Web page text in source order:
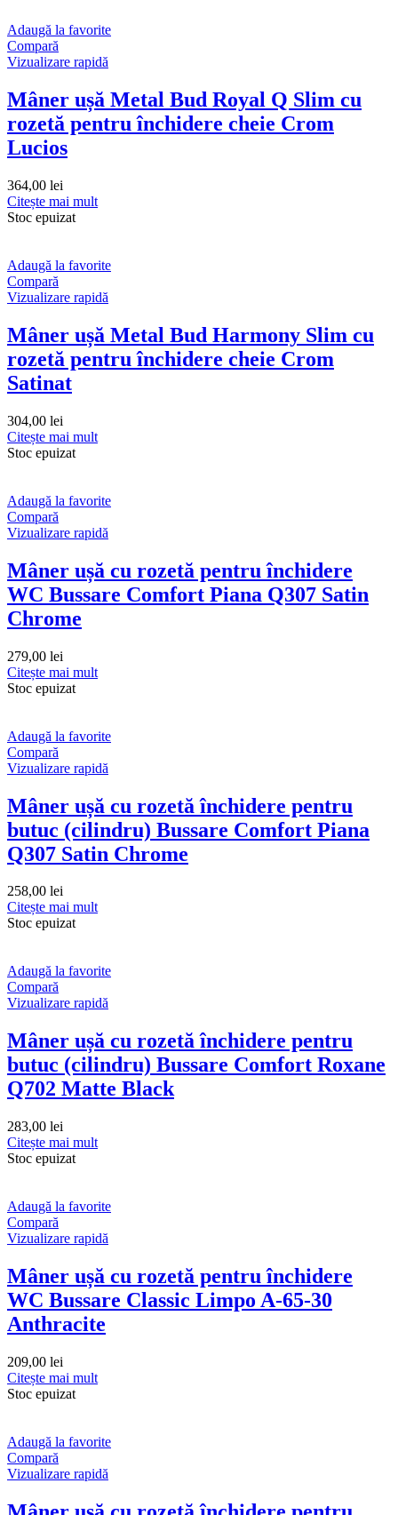
Adaugă la favorite
Compară
Vizualizare rapidă
Mâner ușă Metal Bud Royal Q Slim cu
rozetă pentru închidere cheie Crom
Lucios
364,00 lei
Citește mai mult
Stoc epuizat
Adaugă la favorite
Compară
Vizualizare rapidă
Mâner ușă Metal Bud Harmony Slim cu
rozetă pentru închidere cheie Crom
Satinat
304,00 lei
Citește mai mult
Stoc epuizat
Adaugă la favorite
Compară
Vizualizare rapidă
Mâner ușă cu rozetă pentru închidere
WC Bussare Comfort Piana Q307 Satin
Chrome
279,00 lei
Citește mai mult
Stoc epuizat
Adaugă la favorite
Compară
Vizualizare rapidă
Mâner ușă cu rozetă închidere pentru
butuc (cilindru) Bussare Comfort Piana
Q307 Satin Chrome
258,00 lei
Citește mai mult
Stoc epuizat
Adaugă la favorite
Compară
Vizualizare rapidă
Mâner ușă cu rozetă închidere pentru
butuc (cilindru) Bussare Comfort Roxane
Q702 Matte Black
283,00 lei
Citește mai mult
Stoc epuizat
Adaugă la favorite
Compară
Vizualizare rapidă
Mâner ușă cu rozetă pentru închidere
WC Bussare Classic Limpo A-65-30
Anthracite
209,00 lei
Citește mai mult
Stoc epuizat
Adaugă la favorite
Compară
Vizualizare rapidă